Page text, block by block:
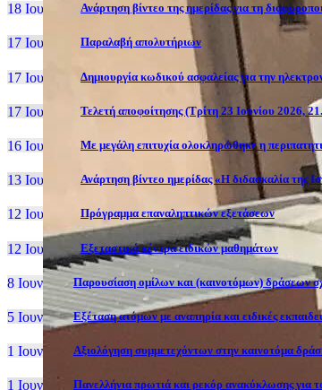
18 Ιουν, 26 Ανάρτηση βίντεο της ημερίδας για τη
17 Ιουν, 26 Παραλαβή απολυτήριων
17 Ιουν, 26 Δημιουργία κωδικού ασφαλείας για την
17 Ιουν, 26 Τελετή αποφοίτησης (Τρίτη 23 Ιουνίου 2026,
16 Ιουν, 26 Με μεγάλη επιτυχία ολοκληρώθηκε η
13 Ιουν, 26 Ανάρτηση βίντεο ημερίδας «Η διδασκαλία της
12 Ιουν, 26 Πρόγραμμα επαναληπτικών εξετάσεων
12 Ιουν, 26 Εξεταστικά κέντρα ειδικών μαθημάτων
8 Ιουν, 26 Παρουσίαση ομίλων και (καινοτόμων) δράσεων
5 Ιουν, 26 Εξέταση ατόμων με αναπηρία και ειδικές
1 Ιουν, 26 Αξιολόγηση συμμετεχόντων στην καινοτόμα
1 Ιουν, 26 Πανελλήνια πρωτιά και ρεκόρ ανακύκλωσης για